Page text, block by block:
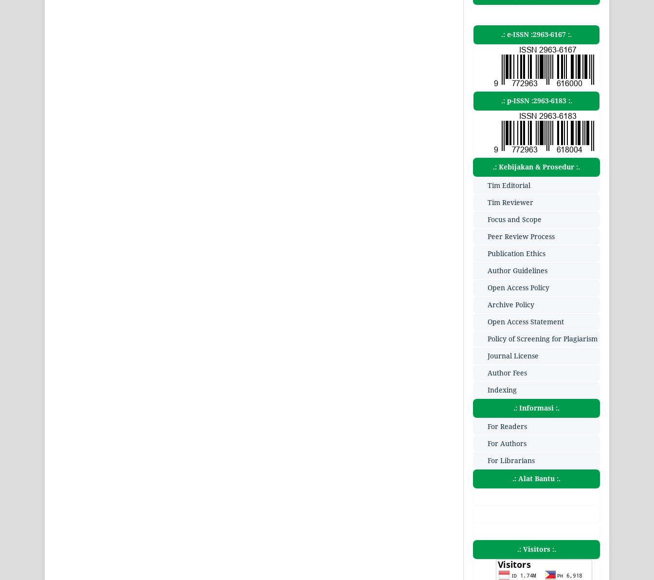
.: e-ISSN :2963-6167 :.
.: p-ISSN :2963-6183 :.
.: Kebijakan & Prosedur :.
Tim Editorial
Tim Reviewer
Focus and Scope
Peer Review Process
Publication Ethics
Author Guidelines
Open Access Policy
Archive Policy
Open Access Statement
Policy of Screening for Plagiarism
Journal License
Author Fees
Indexing
.: Informasi :.
For Readers
For Authors
For Librarians
.: Alat Bantu :.
.: Visitors :.